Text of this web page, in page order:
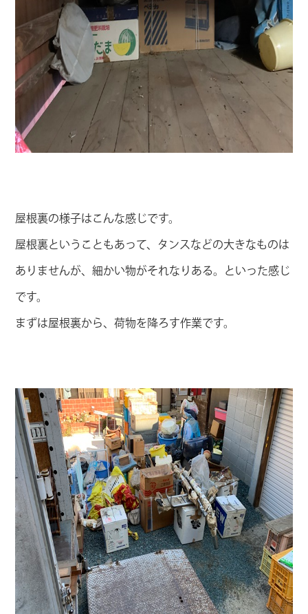
屋根裏の様子はこんな感じです。
屋根裏ということもあって、タンスなどの大きなものは
ありませんが、細かい物がそれなりある。といった感じ
です。
まずは屋根裏から、荷物を降ろす作業です。